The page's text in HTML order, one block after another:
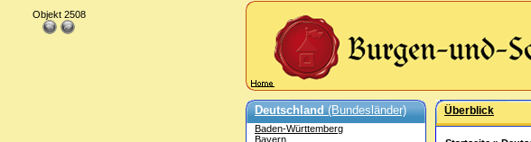
Deutschland(Bundesländer)
Baden-Württemberg
Bayern
Überblick
Objekt 2508